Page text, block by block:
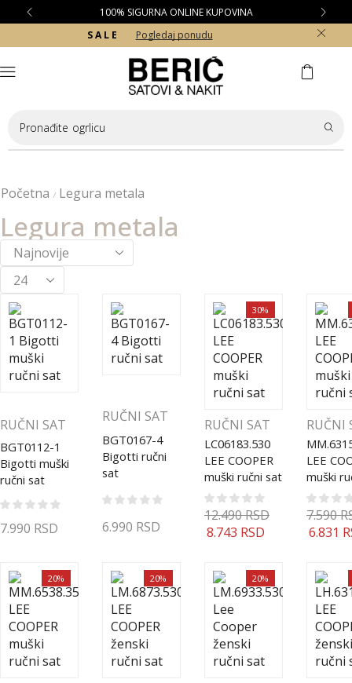
100% SIGURNA ONLINE KUPOVINA
S A L E
Pogledaj ponudu
Pronađite ogrlicu
Početna / Legura metala
Legura metala
RUČNI SAT
BGT0112-1
Bigotti muški
ručni sat
7.990 RSD
RUČNI SAT
BGT0167-4
Bigotti ručni
sat
6.990 RSD
30%
RUČNI SAT
LC06183.530
LEE COOPER
muški ručni sat
12.490RSD
8.743 RSD
RUČNI
LEE
muški
7.590
6.831
20% 20% 20%